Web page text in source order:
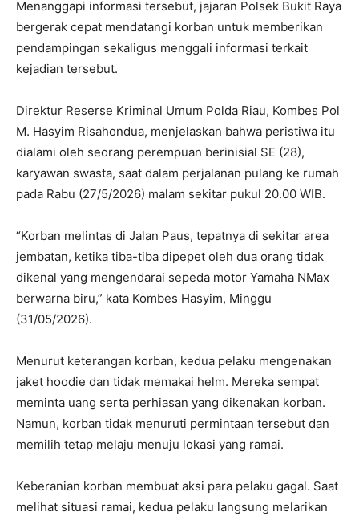
Menanggapi informasi tersebut, jajaran Polsek Bukit Raya
bergerak cepat mendatangi korban untuk memberikan
pendampingan sekaligus menggali informasi terkait
kejadian tersebut.
Direktur Reserse Kriminal Umum Polda Riau, Kombes Pol
M. Hasyim Risahondua, menjelaskan bahwa peristiwa itu
dialami oleh seorang perempuan berinisial SE (28),
karyawan swasta, saat dalam perjalanan pulang ke rumah
pada Rabu (27/5/2026) malam sekitar pukul 20.00 WIB.
“Korban melintas di Jalan Paus, tepatnya di sekitar area
jembatan, ketika tiba-tiba dipepet oleh dua orang tidak
dikenal yang mengendarai sepeda motor Yamaha NMax
berwarna biru,” kata Kombes Hasyim, Minggu
(31/05/2026).
Menurut keterangan korban, kedua pelaku mengenakan
jaket hoodie dan tidak memakai helm. Mereka sempat
meminta uang serta perhiasan yang dikenakan korban.
Namun, korban tidak menuruti permintaan tersebut dan
memilih tetap melaju menuju lokasi yang ramai.
Keberanian korban membuat aksi para pelaku gagal. Saat
melihat situasi ramai, kedua pelaku langsung melarikan